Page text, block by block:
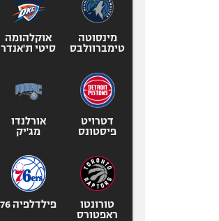
מינסוטה
טימברוולבס
אוקלהומה
סיטי ת'אנדר
דטרויט
פיסטונס
אורלנדו
מג'יק
טורונטו
ראפטורס
פילדלפיה 76